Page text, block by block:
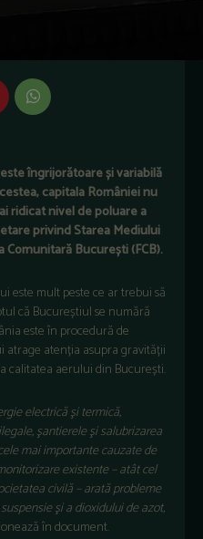
îngrijorătoare și variabilă
capitala României nu
ridicat nivel de poluare a
privind Starea Mediului
București (FCB).
este mult peste ce ar trebui să
că Bucureștiul se numără
este în procedură de
atenția asupra gravității
calitatea aerului din București.
electrică şi termică,
şantierele şi salubrizarea
mai importante cauzate de
existente – atât cel
civilă – arată probleme
şi a dioxidului de azot,
în document.